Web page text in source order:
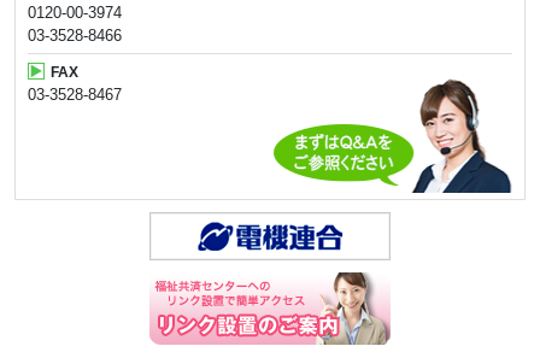
0120-00-3974
03-3528-8466
FAX
03-3528-8467